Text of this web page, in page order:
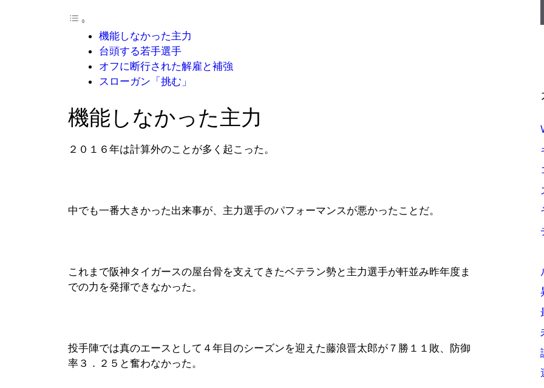
機能しなかった主力
台頭する若手選手
オフに断行された解雇と補強
スローガン「挑む」
機能しなかった主力
２０１６年は計算外のことが多く起こった。
中でも一番大きかった出来事が、主力選手のパフォーマンスが悪かったことだ。
これまで阪神タイガースの屋台骨を支えてきたベテラン勢と主力選手が軒並み昨年度ま
での力を発揮できなかった。
投手陣では真のエースとして４年目のシーズンを迎えた藤浪晋太郎が７勝１１敗、防御
率３．２５と奮わなかった。